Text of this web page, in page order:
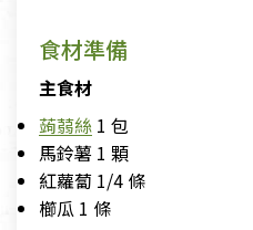
食材準備
主食材
蒟蒻絲 1 包
馬鈴薯 1 顆
紅蘿蔔 1/4 條
櫛瓜 1 條